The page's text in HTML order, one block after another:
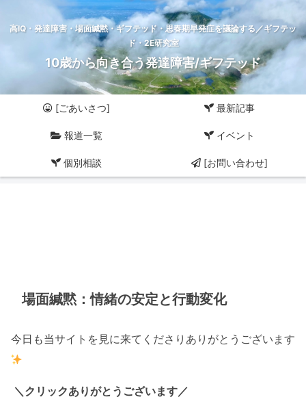
高IQ・発達障害・場面緘黙・ギフテッド・思春期早発症を議論する／ギフテッ
ド・2E研究室
10歳から向き合う発達障害/ギフテッド
[ごあいさつ] 最新記事
報道一覧 イベント
個別相談 [お問い合わせ]
場面緘黙：情緒の安定と行動変化
今日も当サイトを見に来てくださりありがとうございます
＼クリックありがとうございます／